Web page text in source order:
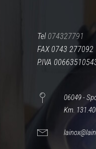
Tel 074327791
FAX 0743 277092
P.IVA
06049 -
Km.